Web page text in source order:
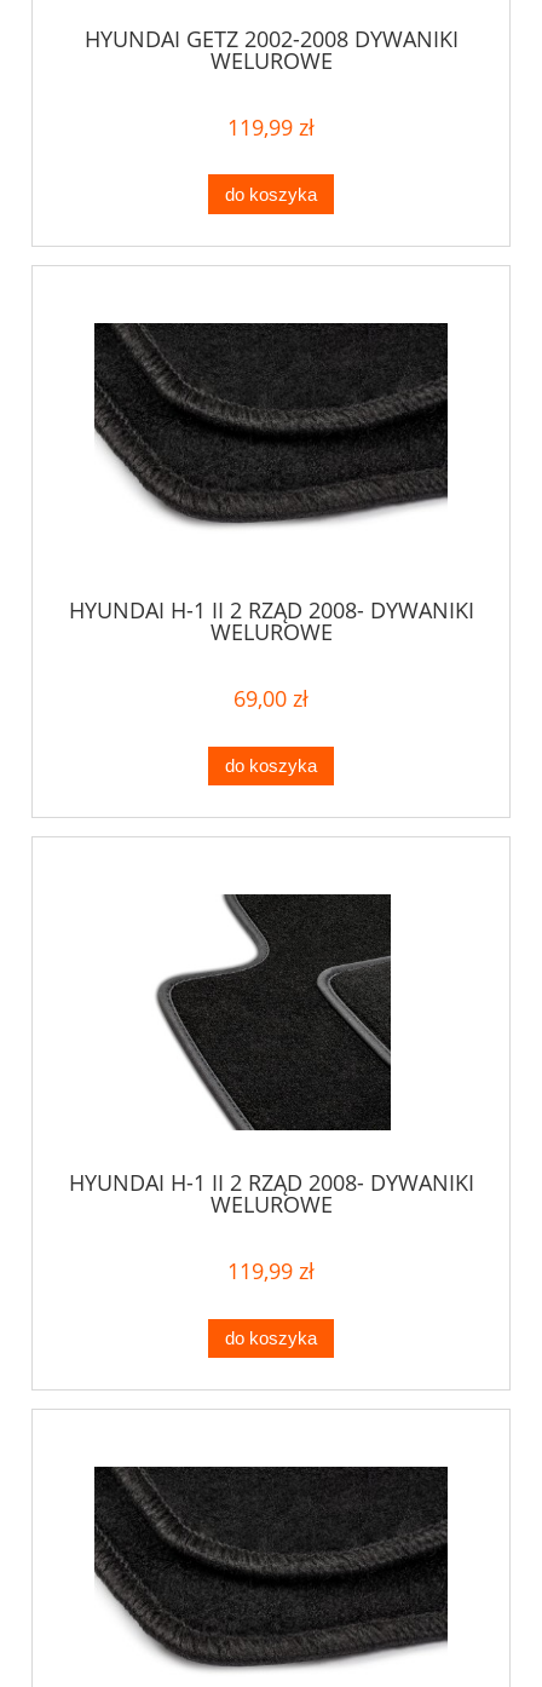
HYUNDAI GETZ 2002-2008 DYWANIKI
WELUROWE
119,99 zł
do koszyka
HYUNDAI H-1 II 2 RZĄD 2008- DYWANIKI
WELUROWE
69,00 zł
do koszyka
HYUNDAI H-1 II 2 RZĄD 2008- DYWANIKI
WELUROWE
119,99 zł
do koszyka